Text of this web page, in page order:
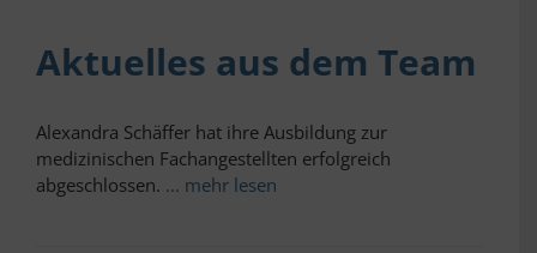
Aktuelles aus dem Team
Alexandra Schäffer hat ihre Ausbildung zur
medizinischen Fachangestellten erfolgreich
abgeschlossen. ... mehr lesen